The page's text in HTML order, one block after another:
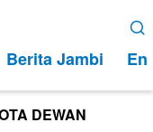
Berita Jambi
DEWAN